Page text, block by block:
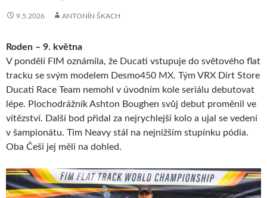
9.5.2026 ANTONÍN ŠKACH
Roden – 9. května
V pondělí FIM oznámila, že Ducati vstupuje do světového flat
tracku se svým modelem Desmo450 MX. Tým VRX Dirt Store
Ducati Race Team nemohl v úvodním kole seriálu debutovat
lépe. Plochodrážník Ashton Boughen svůj debut proměnil ve
vítězství. Další bod přidal za nejrychlejší kolo a ujal se vedení
v šampionátu. Tim Neavy stál na nejnižším stupínku pódia.
Oba Češi jej měli na dohled.